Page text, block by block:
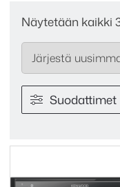
Näytetään kaikki
Suodattimet